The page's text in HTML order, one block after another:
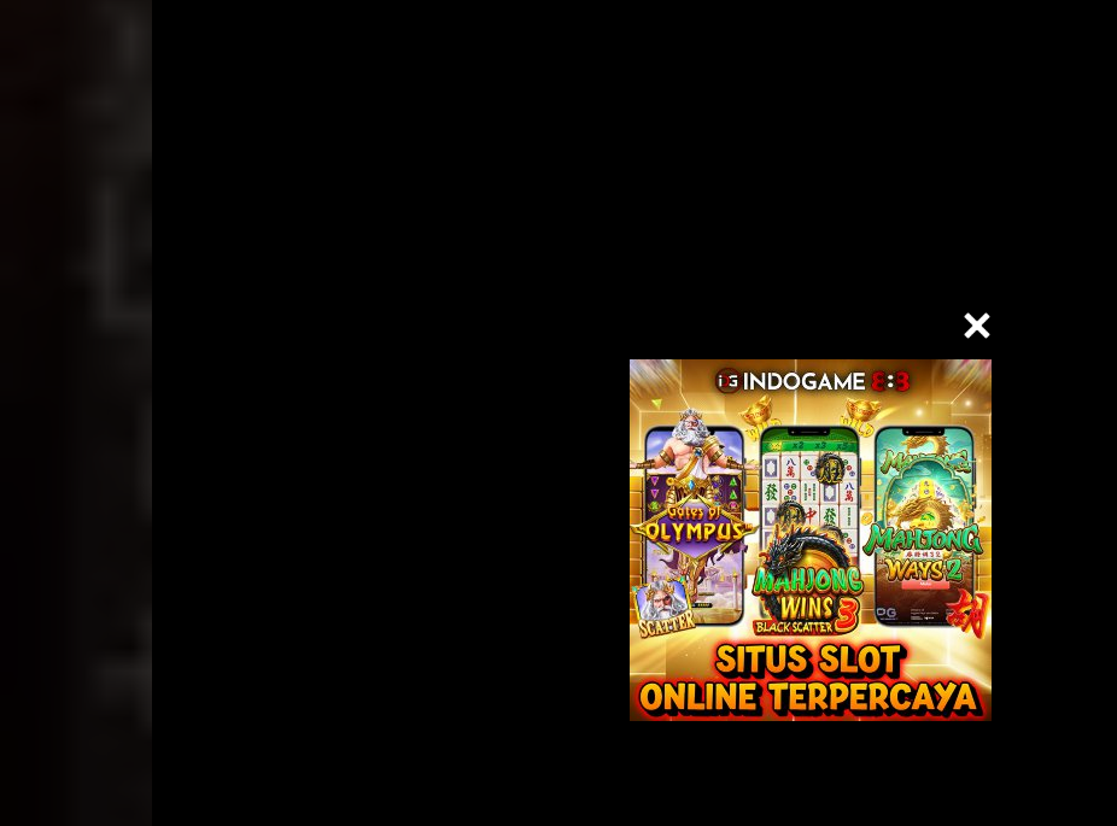
karena dia telah diperkosa oleh puluhan orang yang memakai busana tentara sedangkan Irwan meninggal karena siksaan dari
berita tersebut lewat koran dan telepon ke keluarganya, aku tersenyum dalam hati dan aku merasa senang karena sworn enemy-
ku telah mendapatkan hukuman yang setimpal atas perbuatan yang dilakukan padaku pada tanggal 12 Mei 1997.
nonton semi,seks,cerita seks,dewasa,cerita dewasa,detik
cerita dewasa perawan,cerita hot,cerita dewasa selingkuh,cerita panas
kisah mesum kisah seks,tante girang,Cerita 17 Tahun,Cerita Basah
,Cerita Lendir,Cerita Ngentot,Cerita Ngewe,